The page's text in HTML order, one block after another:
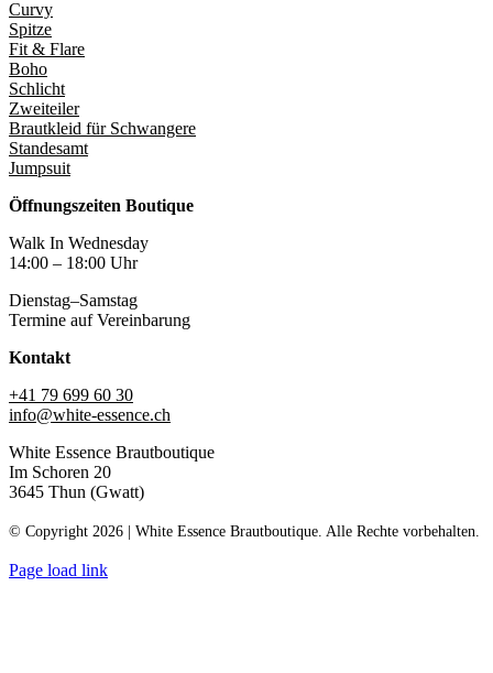
Curvy
Spitze
Fit & Flare
Boho
Schlicht
Zweiteiler
Brautkleid für Schwangere
Standesamt
Jumpsuit
Öffnungszeiten Boutique
Walk In Wednesday
14:00 – 18:00 Uhr
Dienstag–Samstag
Termine auf Vereinbarung
Kontakt
+41 79 699 60 30
info@white-essence.ch
White Essence Brautboutique
Im Schoren 20
3645 Thun (Gwatt)
© Copyright 2026 | White Essence Brautboutique. Alle Rechte vorbehalten.
Page load link